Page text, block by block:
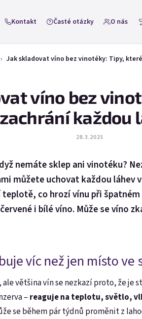
Kontakt Časté otázky O nás
Jak skladovat víno bez vinotéky: Tipy,
víno bez
zachrání každou
28.3.2025
nemáte sklep ani vinotéku?
můžete uchovat každou láhev
co hrozí vínu při
i bílé víno. Může se víno
víc než jen místo ve
většina vín se nezkazí proto, že je
– reaguje na teplotu, světlo,
se během pár týdnů proměnit z